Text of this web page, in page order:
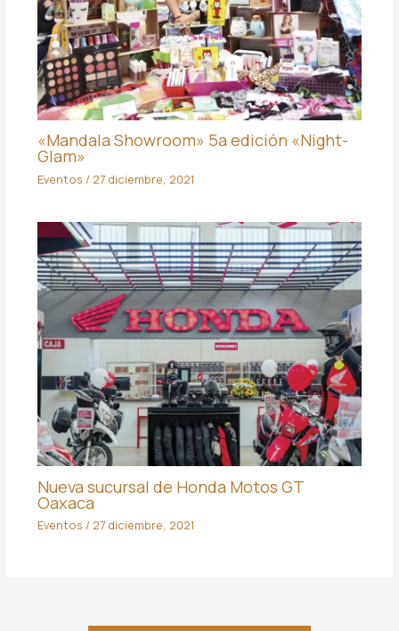
«Mandala Showroom» 5a edición «Night-
Glam»
Eventos / 27 diciembre, 2021
Nueva sucursal de Honda Motos GT
Oaxaca
Eventos / 27 diciembre, 2021